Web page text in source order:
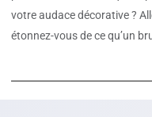
votre audace décorative ?
étonnez-vous de ce qu’un